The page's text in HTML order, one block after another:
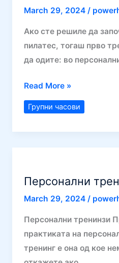
March 29, 2024/
Ако сте решиле да
пилатес, тогаш прво
да одите: во
Групни
часови
Read More »
Групни часови
Персонални
March 29, 2024/
Персонални тренинзи
практиката на
тренинг е она од кое